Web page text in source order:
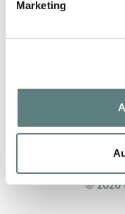
Marketing
© 2026